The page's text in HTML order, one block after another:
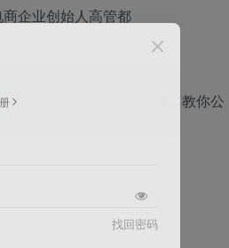
课程解决战略和管理问题，教你公
找回密码